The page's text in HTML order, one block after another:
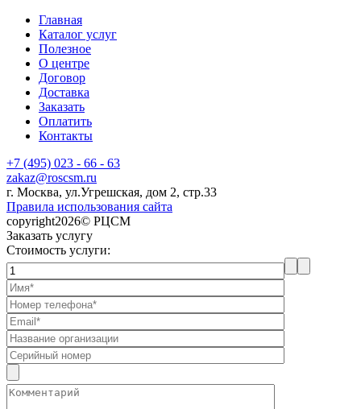
Главная
Каталог услуг
Полезное
О центре
Договор
Доставка
Заказать
Оплатить
Контакты
+7 (495) 023 - 66 - 63
zakaz@roscsm.ru
г. Москва, ул.Угрешская, дом 2, стр.33
Правила использования сайта
copyright2026© РЦСМ
Заказать услугу
Стоимость услуги: